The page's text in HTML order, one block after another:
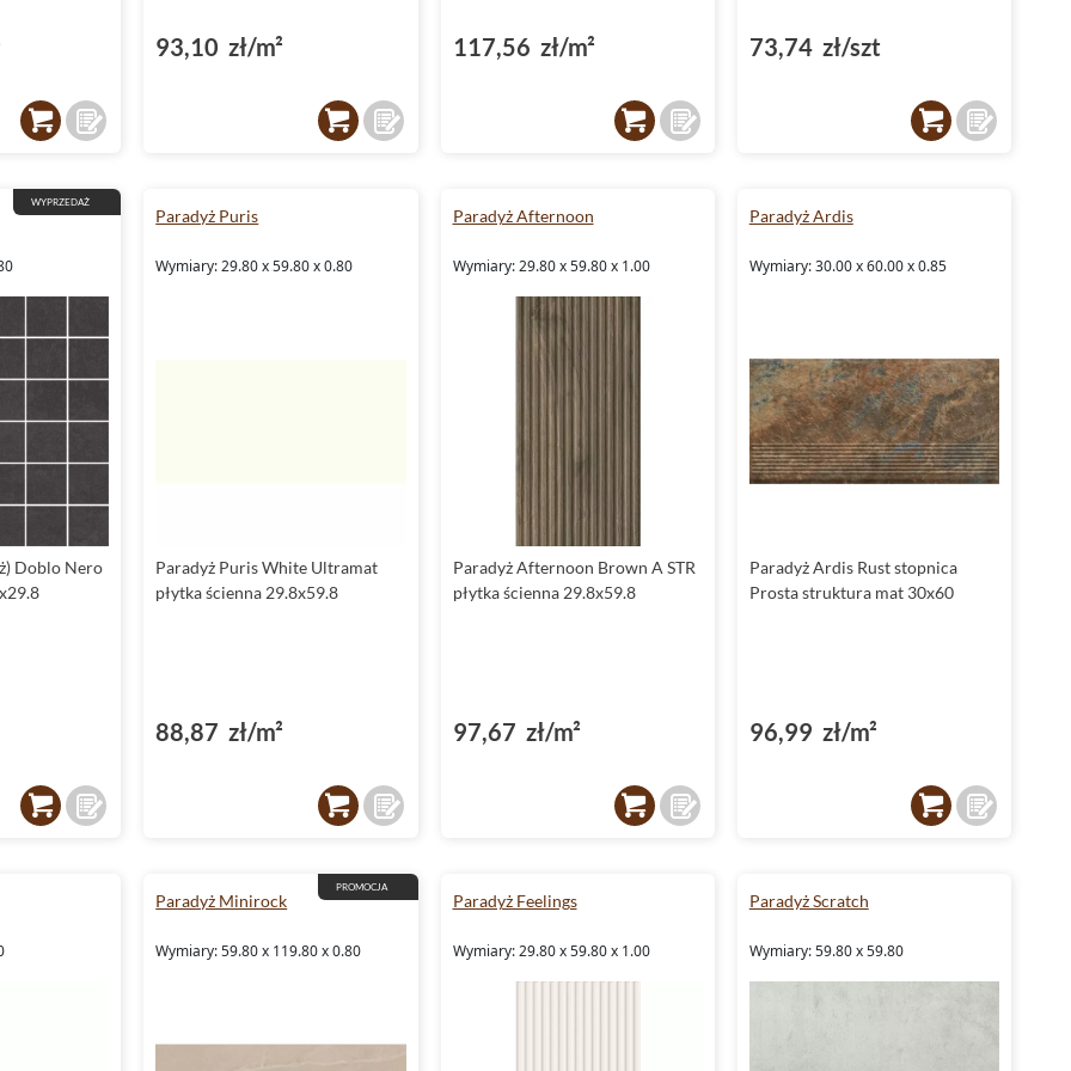
93,10 zł/m² 117,56 zł/m² 73,74 zł/szt
WYPRZEDAŻ
Doblo Nero
Paradyż Puris
Wymiary: 29.80 x 59.80 x 0.80
Paradyż Puris White Ultramat
płytka ścienna 29.8x59.8
88,87 zł/m²
Paradyż Afternoon
Wymiary: 29.80 x 59.80 x 1.00
Paradyż Afternoon Brown A STR
płytka ścienna 29.8x59.8
97,67 zł/m²
Paradyż Ardis
Wymiary: 30.00 x 60.00 x 0.85
Paradyż Ardis Rust stopnica
Prosta struktura mat 30x60
96,99 zł/m²
PROMOCJA
Paradyż Minirock
Wymiary: 59.80 x 119.80 x 0.80
Paradyż Feelings
Wymiary: 29.80 x 59.80 x 1.00
Paradyż Scratch
Wymiary: 59.80 x 59.80